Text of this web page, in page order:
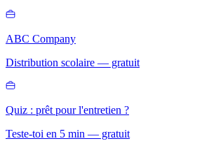
ABC Company
Distribution scolaire — gratuit
Quiz : prêt pour l'entretien ?
Teste-toi en 5 min — gratuit